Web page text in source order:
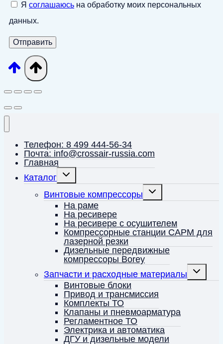
Я соглашаюсь на обработку моих персональных
данных.
Телефон: 8 499 444-56-34
Почта: info@crossair-russia.com
Главная
Каталог
Переключить
Винтовые компрессоры
Переключить
На раме
На ресивере
На ресивере с осушителем
Компрессорные станции CAPM для
лазерной резки
Дизельные передвижные
компрессоры Borey
Запчасти и расходные материалы
Винтовые блоки
Привод и трансмиссия
Комплекты ТО
Клапаны и пневмоарматура
Регламентное ТО
Электрика и автоматика
ДГУ и дизельные модели